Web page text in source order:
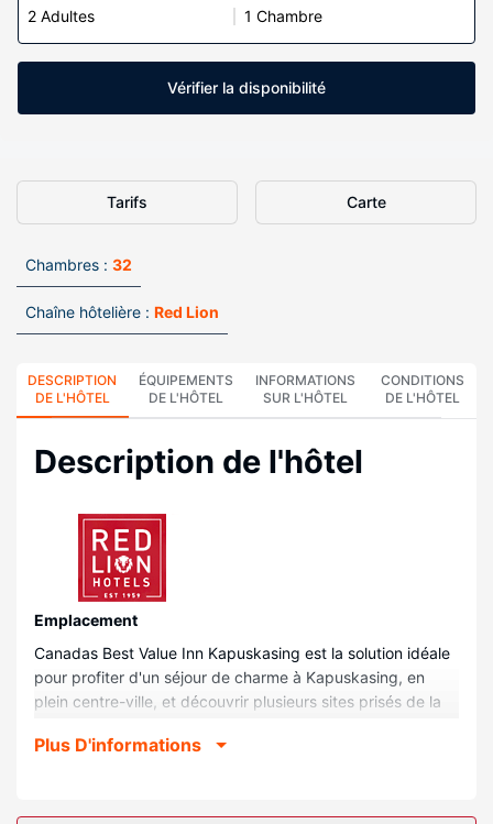
2 Adultes 1 Chambre
Vérifier la disponibilité
Tarifs Carte
Chambres : 32
Chaîne hôtelière : Red Lion
DESCRIPTION
DE L'HÔTEL
ÉQUIPEMENTS
DE L'HÔTEL
INFORMATIONS
SUR L'HÔTEL
CONDITIONS
DE L'HÔTEL
Description de l'hôtel
Emplacement
Canadas Best Value Inn Kapuskasing est la solution idéale
pour profiter d'un séjour de charme à Kapuskasing, en
plein centre-ville, et découvrir plusieurs sites prisés de la
trouvent à deux pas. Ce motel se trouve à 0,1 km de Parc
Plus D'informations